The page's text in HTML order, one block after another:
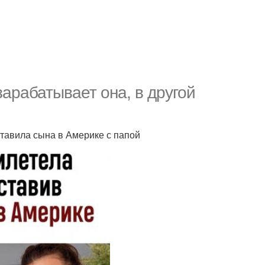
она, в другой
сына в Америке с папой